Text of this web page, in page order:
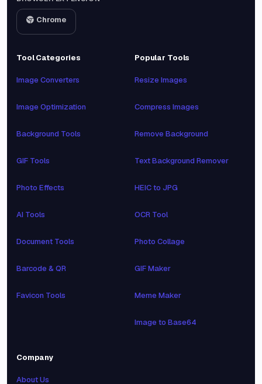
Chrome
Tool Categories
Image Converters
Image Optimization
Background Tools
GIF Tools
Photo Effects
AI Tools
Document Tools
Barcode & QR
Favicon Tools
Popular Tools
Resize Images
Compress Images
Remove Background
Text Background Remover
HEIC to JPG
OCR Tool
Photo Collage
GIF Maker
Meme Maker
Image to Base64
Company
About Us